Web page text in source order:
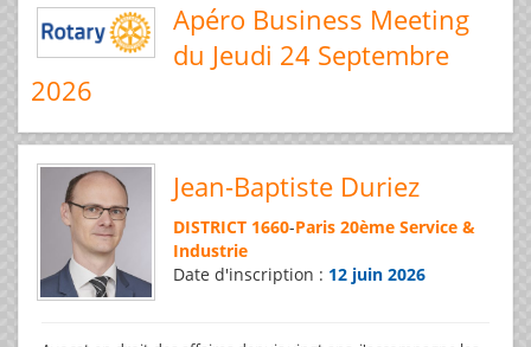
Apéro Business Meeting
du Jeudi 24 Septembre
2026
Jean-Baptiste Duriez
DISTRICT 1660-Paris 20ème Service &
Industrie
Date d'inscription : 12 juin 2026